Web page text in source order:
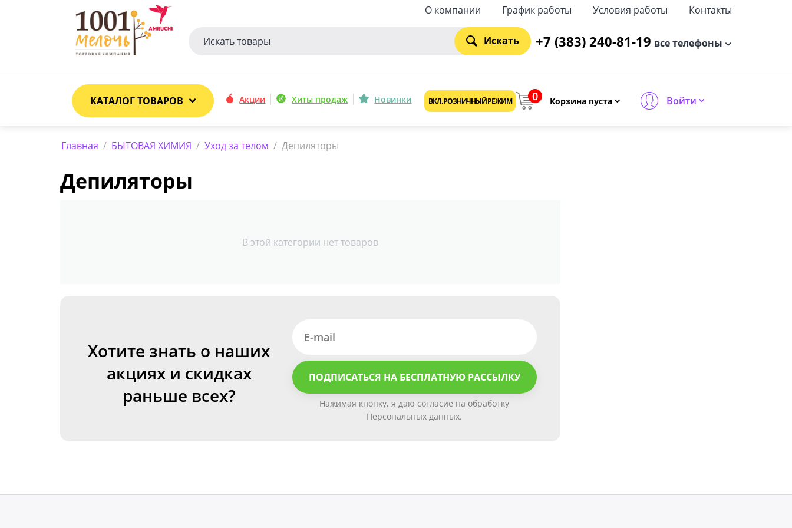
О компании График работы Условия работы Контакты
Искать +7 (383) 240-81-19 все телефоны
КАТАЛОГ ТОВАРОВ Акции Хиты продаж Новинки ВКЛ. РОЗНИЧНЫЙ РЕЖИМ 0 Корзина пуста Войти
Главная / БЫТОВАЯ ХИМИЯ / Уход за телом / Депиляторы
Депиляторы
В этой категории нет товаров
Хотите знать о наших
акциях и скидках
раньше всех?
ПОДПИСАТЬСЯ НА БЕСПЛАТНУЮ РАССЫЛКУ
Нажимая кнопку, я даю согласие на обработку
Персональных данных.